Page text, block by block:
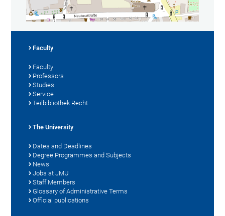
Faculty
Faculty
Professors
Studies
Service
Teilbibliothek Recht
The University
Dates and Deadlines
Degree Programmes and Subjects
News
Jobs at JMU
Staff Members
Glossary of Administrative Terms
Official publications